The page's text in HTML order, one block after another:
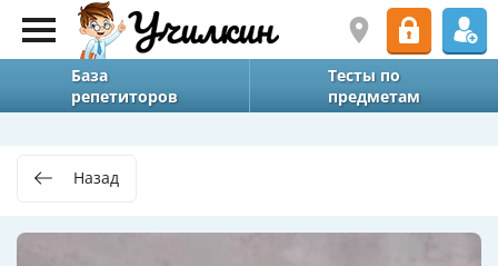
База
репетиторов
Тесты по
предметам
Назад